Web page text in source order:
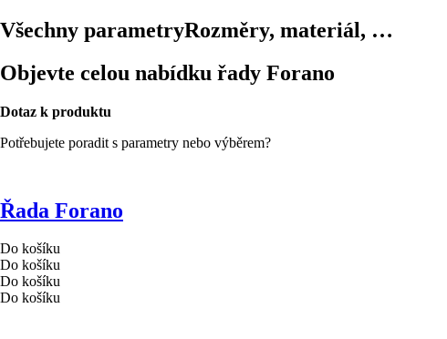
Všechny parametryRozměry, materiál, …
Objevte celou nabídku řady Forano
Dotaz k produktu
Potřebujete poradit s parametry nebo výběrem?
Řada Forano
Do košíku
Do košíku
Do košíku
Do košíku